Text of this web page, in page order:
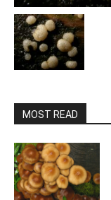
MOST READ